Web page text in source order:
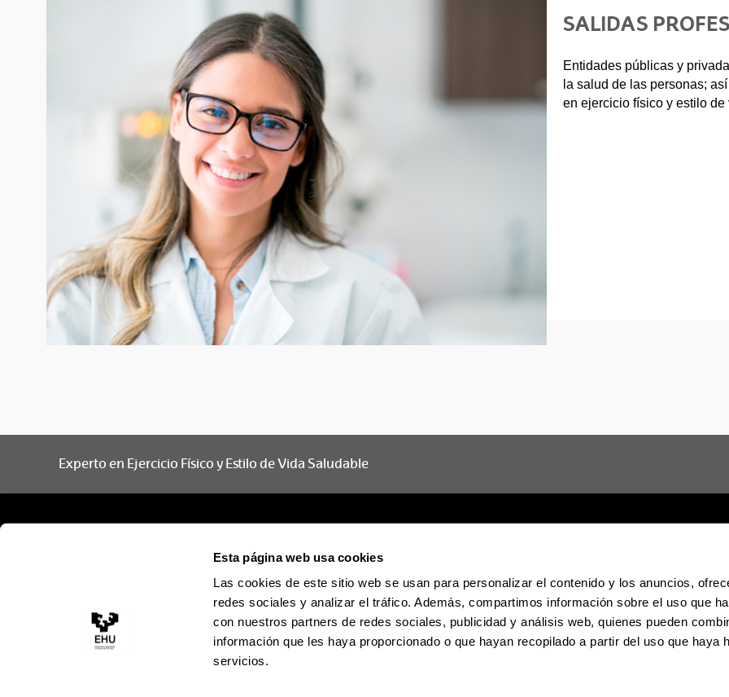
Esta página web usa cookies
Las cookies de este sitio web se usan para personalizar el contenido y los anuncios,
redes sociales y analizar el tráfico. Además, compartimos información sobre el uso que
con nuestros partners de redes sociales, publicidad y análisis web, quienes pueden
información que les haya proporcionado o que hayan recopilado a partir del uso que haya
servicios.
SALIDAS
Entidades públicas y
la salud de las personas;
en ejercicio físico y estilo
Experto en Ejercicio Físico y Estilo de Vida Saludable
Sede electrónica Accesibilidad
La EHU en Tiktok
La EHU enLa